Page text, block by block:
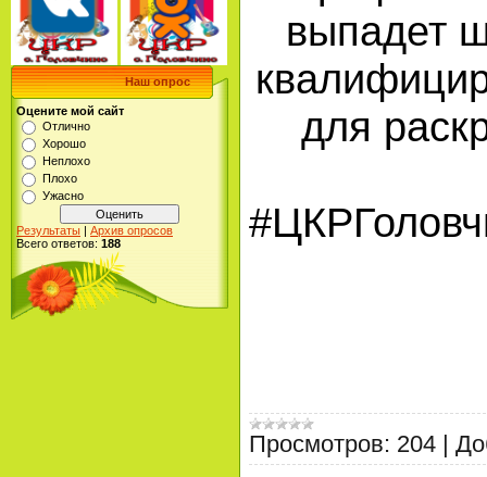
Наш опрос
Оцените мой сайт
Отлично
Хорошо
Неплохо
Плохо
Ужасно
Результаты | Архив опросов
Всего ответов: 188
выпадет
для
Просмотров: 204 |